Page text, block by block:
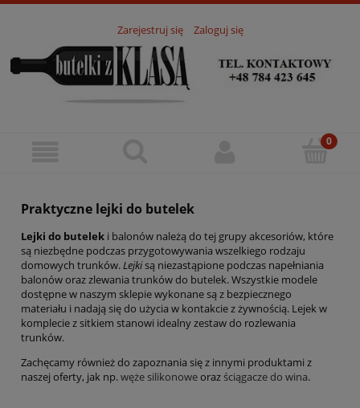
Zarejestruj się Zaloguj się
Praktyczne lejki do butelek
Lejki do butelek i balonów należą do tej grupy akcesoriów, które
są niezbędne podczas przygotowywania wszelkiego rodzaju
domowych trunków. Lejkisą niezastąpione podczas napełniania
balonów oraz zlewania trunków do butelek. Wszystkie modele
dostępne w naszym sklepie wykonane są z bezpiecznego
materiału i nadają się do użycia w kontakcie z żywnością. Lejek w
komplecie z sitkiem stanowi idealny zestaw do rozlewania
trunków.
Zachęcamy również do zapoznania się z innymi produktami z
naszej oferty, jak np.węże silikonoweorazściągacze do wina.